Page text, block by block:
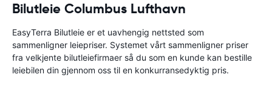
Bilutleie Columbus Lufthavn
EasyTerra Bilutleie er et uavhengig nettsted som
sammenligner leiepriser. Systemet vårt sammenligner priser
fra velkjente bilutleiefirmaer så du som en kunde kan bestille
leiebilen din gjennom oss til en konkurransedyktig pris.